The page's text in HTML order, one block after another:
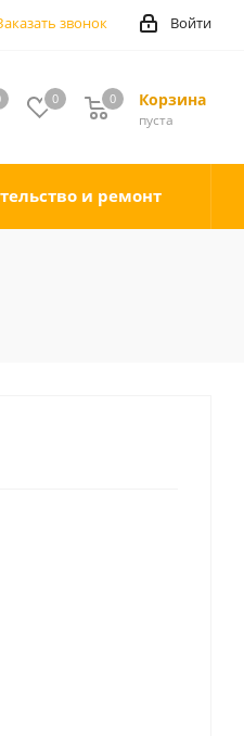
Войти
звонок
0 Корзина
0
пуста
0
и ремонт